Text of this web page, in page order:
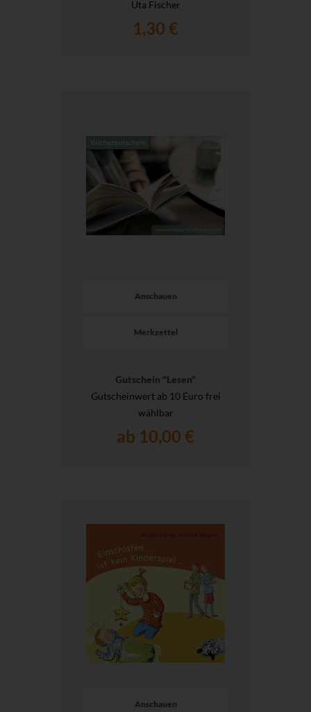
Uta Fischer
1,30 €
Anschauen
Merkzettel
Gutschein "Lesen"
Gutscheinwert ab 10 Euro frei
wählbar
ab 10,00 €
Anschauen